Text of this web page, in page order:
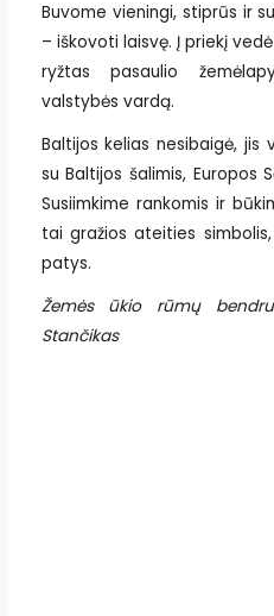
Buvome vieningi, stiprūs ir
– iškovoti laisvę. Į priekį
ryžtas pasaulio
valstybės vardą.
Baltijos kelias nesibaigė, jis
su Baltijos šalimis, Europos
Susiimkime rankomis ir
tai gražios ateities
patys.
Žemės ūkio rūmų
Stančikas